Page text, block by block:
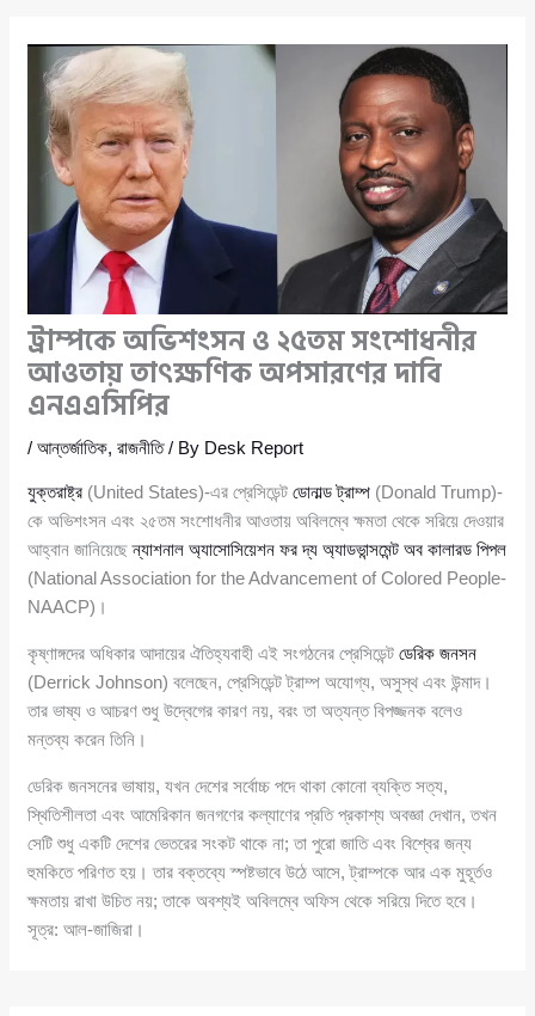
ট্রাম্পকে অভিশংসন ও ২৫তম সংশোধনীর
আওতায় তাৎক্ষণিক অপসারণের দাবি
এনএএসিপির
/আন্তর্জাতিক,রাজনীতি/ By Desk Report
যুক্তরাষ্ট্র (United States)-এর প্রেসিডেন্টডোনাল্ড ট্রাম্প (Donald Trump)-
কে অভিশংসন এবং ২৫তম সংশোধনীর আওতায় অবিলম্বে ক্ষমতা থেকে সরিয়ে দেওয়ার
আহ্বান জানিয়েছেন্যাশনাল অ্যাসোসিয়েশন ফর দ্য অ্যাডভান্সমেন্ট অব কালারড পিপল
(National Association for the Advancement of Colored People-
NAACP)।
কৃষ্ণাঙ্গদের অধিকার আদায়ের ঐতিহ্যবাহী এই সংগঠনের প্রেসিডেন্টডেরিক জনসন
(Derrick Johnson) বলেছেন, প্রেসিডেন্ট ট্রাম্প অযোগ্য, অসুস্থ এবং উন্মাদ।
তার ভাষ্য ও আচরণ শুধু উদ্বেগের কারণ নয়, বরং তা অত্যন্ত বিপজ্জনক বলেও
মন্তব্য করেন তিনি।
ডেরিক জনসনের ভাষায়, যখন দেশের সর্বোচ্চ পদে থাকা কোনো ব্যক্তি সত্য,
স্থিতিশীলতা এবং আমেরিকান জনগণের কল্যাণের প্রতি প্রকাশ্য অবজ্ঞা দেখান, তখন
সেটি শুধু একটি দেশের ভেতরের সংকট থাকে না; তা পুরো জাতি এবং বিশ্বের জন্য
হুমকিতে পরিণত হয়। তার বক্তব্যে স্পষ্টভাবে উঠে আসে, ট্রাম্পকে আর এক মুহূর্তও
ক্ষমতায় রাখা উচিত নয়; তাকে অবশ্যই অবিলম্বে অফিস থেকে সরিয়ে দিতে হবে।
সূত্র: আল-জাজিরা।